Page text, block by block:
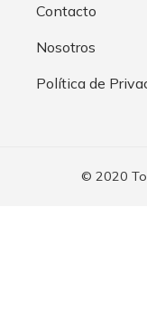
Contacto
Nosotros
Política de
© 2020